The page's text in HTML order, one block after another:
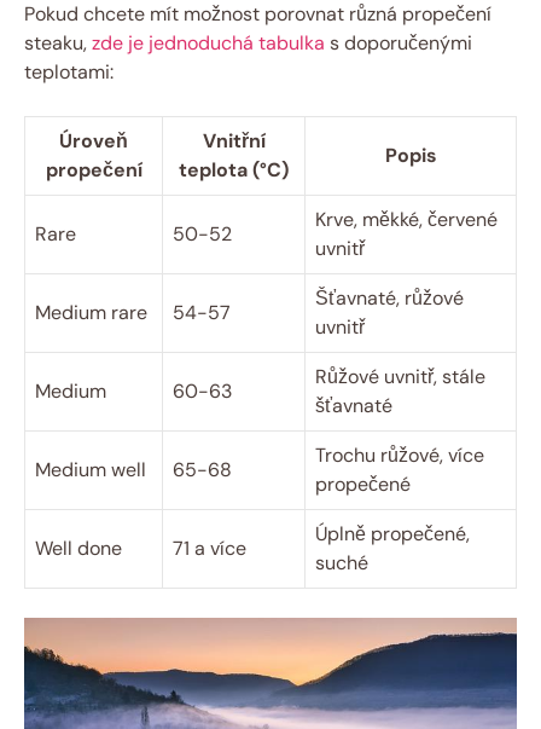
Pokud chcete mít možnost porovnat různá propečení
steaku,zde je jednoduchá tabulka s doporučenými
teplotami:
Úroveň
propečení
Vnitřní
teplota (°C)
Popis
Rare 50-52
Krve, měkké, červené
uvnitř
Medium rare 54-57
Šťavnaté, růžové
uvnitř
Medium 60-63
Růžové uvnitř, stále
šťavnaté
Medium well 65-68
Trochu růžové, více
propečené
Well done 71 a více
Úplně propečené,
suché